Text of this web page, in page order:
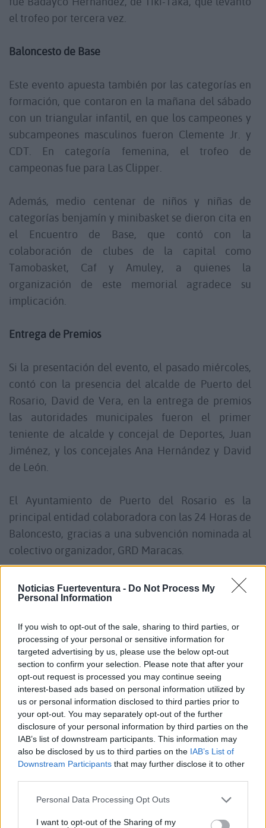
Noticias Fuerteventura - Do Not Process My
Personal Information
If you wish to opt-out of the sale, sharing to third parties, or
processing of your personal or sensitive information for
targeted advertising by us, please use the below opt-out
section to confirm your selection. Please note that after your
opt-out request is processed you may continue seeing
interest-based ads based on personal information utilized by
us or personal information disclosed to third parties prior to
your opt-out. You may separately opt-out of the further
disclosure of your personal information by third parties on the
IAB’s list of downstream participants. This information may
also be disclosed by us to third parties on the IAB’s List of
Downstream Participants that may further disclose it to other
Personal Data Processing Opt Outs
I want to opt-out of the Sharing of my
el trofeo por tercera vez.
Baloncesto de Base
Este evento apuesta también por las categorías en
formación, que contaron en la mañana del sábado
con un triangular infantil, en que los campeones y
subcampeones masculinos fueron Clemente Jr. y
CDT. En categoría femenina, el trofeo de
campeonas fue para Las Clipper.
Además, medio centenar de niños y niñas de
categorías benjamín y minibasket se dieron cita en
el Encuentro de Base, que contó con la
colaboración de clubes de la capital como
Tamobasket, Caf y Amuley, a quienes la
organización de este memorial agradece su
implicación.
Entrega de Premios
Si la presentación del evento, el pasado miércoles,
contó con la presencia del alcalde de Puerto del
Rosario, David de Vera, en la entrega de premios
las autoridades municipales fueron el primer
teniente de alcalde y concejal de Deportes, Juan
Jiménez, y los concejales Ana Hernández y David
de León.
El Ayuntamiento de Puerto del Rosario es la
principal entidad colaboradora con las 24 Horas de
Baloncesto, gracias a una subvención nominada al
colectivo organizador, GRD Maracas.
Desde la directiva de GRD Meracas, la directiva
agradeció al ayuntamiento su apoyo,
Festejos, y por supuesto a las decenas de personas
que colaboran en el catering, las tareas de
montaje, las mesas de anotación y los arbitrajes,
pues es su participación desinteresada la que hace
posible cumplir con un calendario que, en esta
ocasión, ha alcanzado las 43 horas de baloncesto y
los 59 equipos inscritos.
Memorial Ramón Castañeyra Góngora, más de 40
años de historia